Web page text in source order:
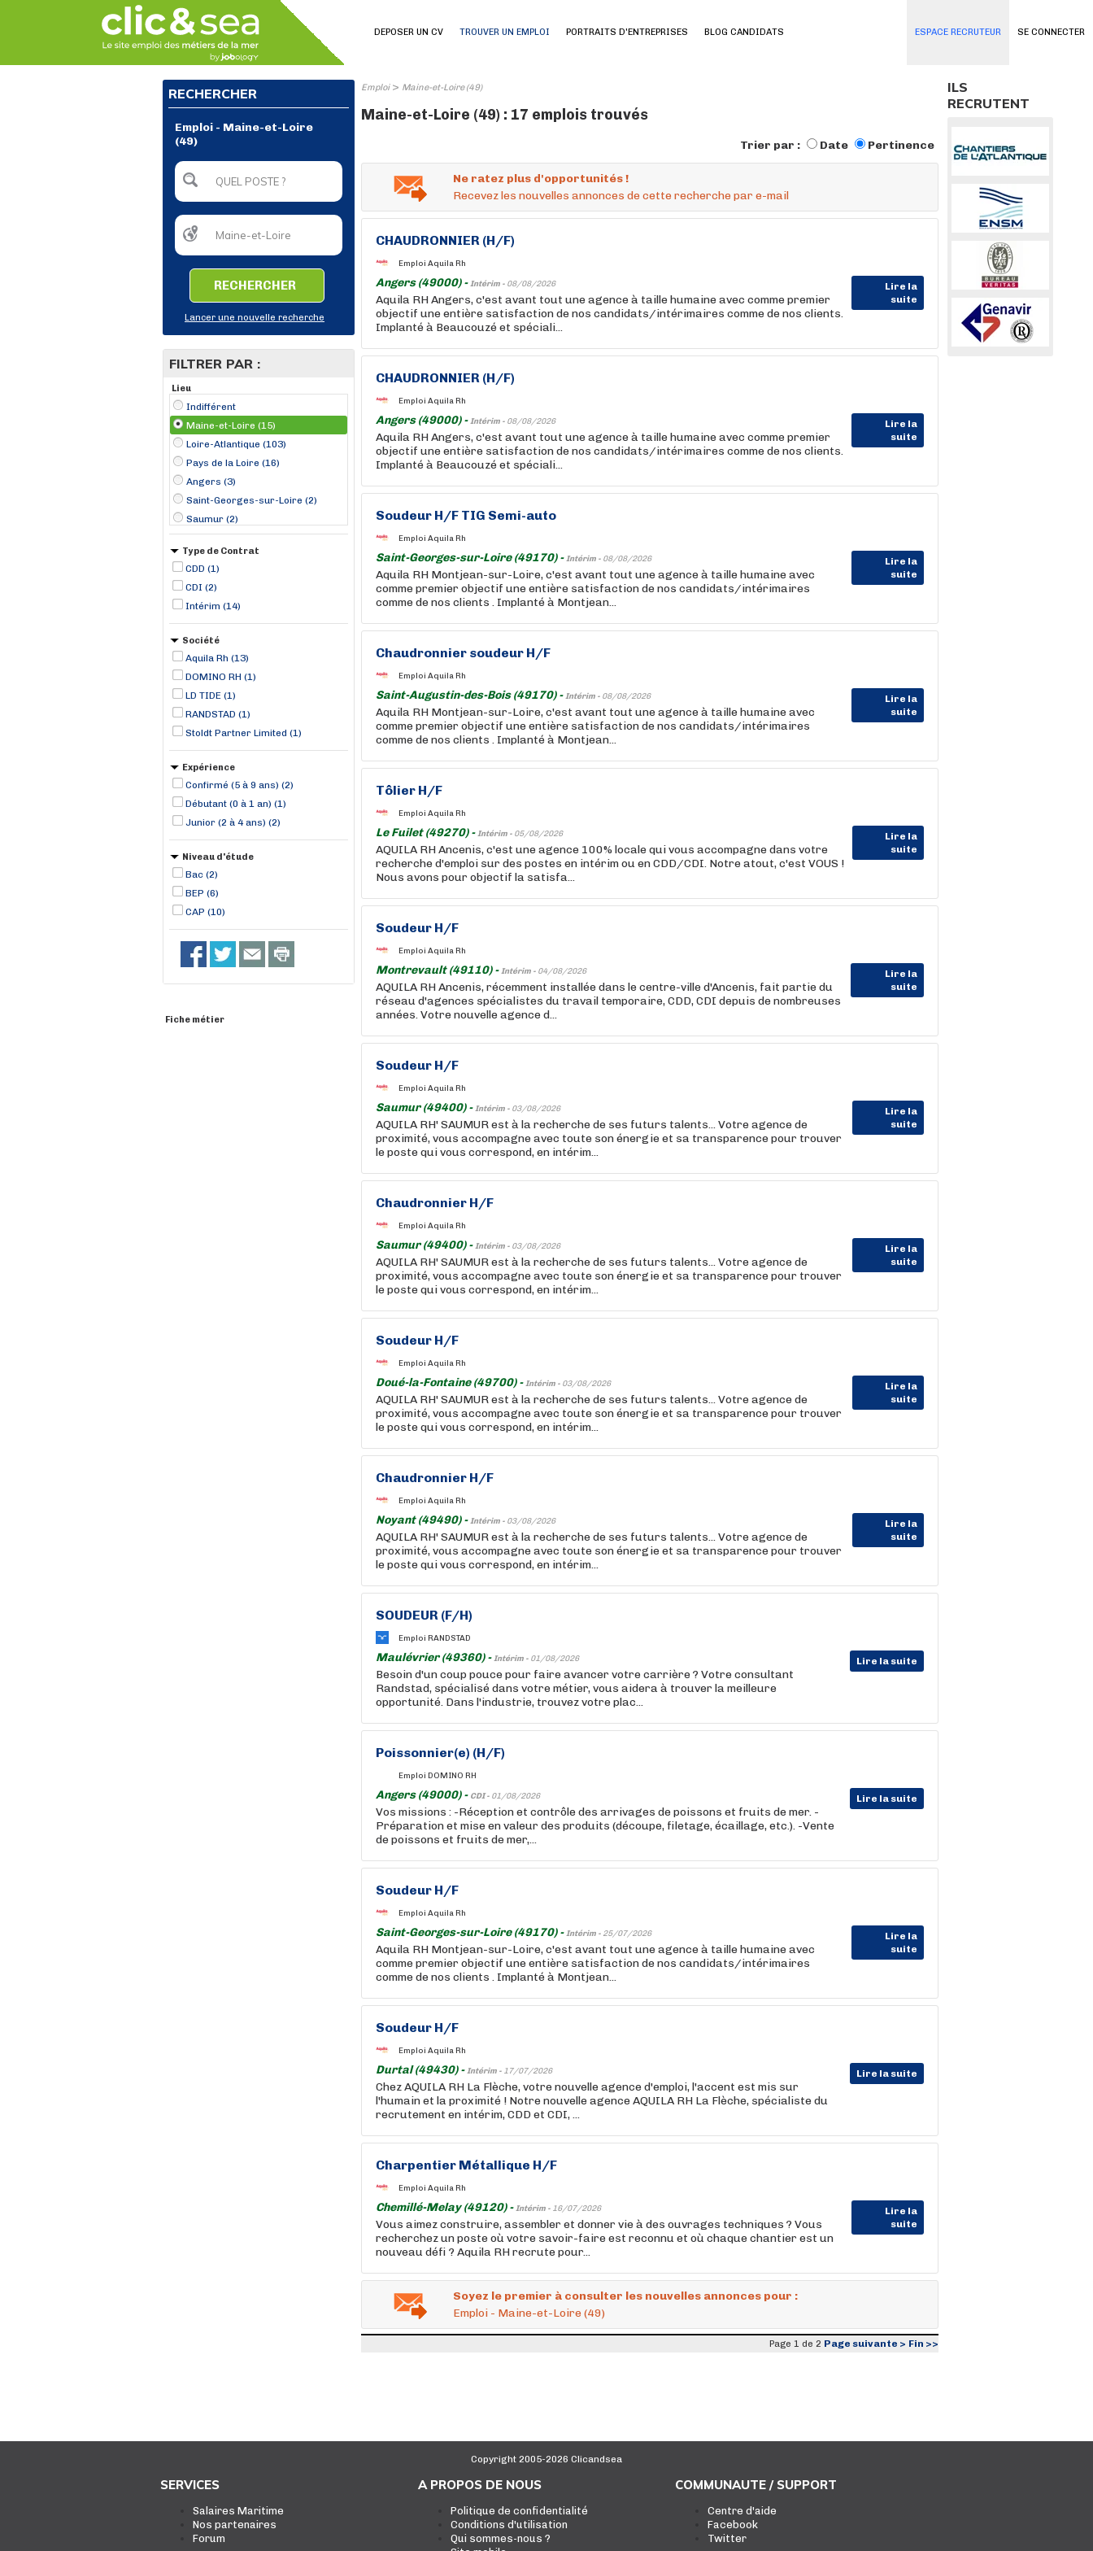
SE CONNECTER
DEPOSER UN CV TROUVER UN EMPLOI PORTRAITS D'ENTREPRISES BLOG CANDIDATS ESPACE RECRUTEUR
RECHERCHER
Emploi - Maine-et-Loire
(49)
RECHERCHER
Lancer une nouvelle recherche
FILTRER PAR :
Lieu
Indifférent
Maine-et-Loire (15)
Loire-Atlantique (103)
Pays de la Loire (16)
Angers (3)
Saint-Georges-sur-Loire (2)
Saumur (2)
Chemillé-Melay (1)
Doué-la-Fontaine (1)
Durtal (1)
Le Fuilet (1)
Maulévrier (1)
Type de Contrat
CDD (1)
CDI (2)
Intérim (14)
Société
Aquila Rh (13)
DOMINO RH (1)
LD TIDE (1)
RANDSTAD (1)
Stoldt Partner Limited (1)
Expérience
Confirmé (5 à 9 ans) (2)
Débutant (0 à 1 an) (1)
Junior (2 à 4 ans) (2)
Niveau d'étude
Bac (2)
BEP (6)
CAP (10)
Fiche métier
Emploi> Maine-et-Loire (49)
Maine-et-Loire (49) : 17 emplois trouvés
Trier par : Date Pertinence
Ne ratez plus d'opportunités !
Recevez les nouvelles annonces de cette recherche par e-mail
CHAUDRONNIER (H/F)
Emploi Aquila Rh
Angers (49000) -Intérim - 08/08/2026
Lire la
suite
Aquila RH Angers, c'est avant tout une agence à taille humaine avec comme premier
objectif une entière satisfaction de nos candidats/intérimaires comme de nos clients.
Implanté à Beaucouzé et spéciali...
CHAUDRONNIER (H/F)
Emploi Aquila Rh
Angers (49000) -Intérim - 08/08/2026
Lire la
suite
Aquila RH Angers, c'est avant tout une agence à taille humaine avec comme premier
objectif une entière satisfaction de nos candidats/intérimaires comme de nos clients.
Implanté à Beaucouzé et spéciali...
Soudeur H/F TIG Semi-auto
Emploi Aquila Rh
Saint-Georges-sur-Loire (49170) -Intérim - 08/08/2026
Lire la
suite
Aquila RH Montjean-sur-Loire, c'est avant tout une agence à taille humaine avec
comme premier objectif une entière satisfaction de nos candidats/intérimaires
comme de nos clients . Implanté à Montjean...
Chaudronnier soudeur H/F
Emploi Aquila Rh
Saint-Augustin-des-Bois (49170) -Intérim - 08/08/2026
Lire la
suite
Aquila RH Montjean-sur-Loire, c'est avant tout une agence à taille humaine avec
comme premier objectif une entière satisfaction de nos candidats/intérimaires
comme de nos clients . Implanté à Montjean...
Tôlier H/F
Emploi Aquila Rh
Le Fuilet (49270) -Intérim - 05/08/2026
Lire la
suite
AQUILA RH Ancenis, c'est une agence 100% locale qui vous accompagne dans votre
recherche d'emploi sur des postes en intérim ou en CDD/CDI. Notre atout, c'est VOUS !
Nous avons pour objectif la satisfa...
Soudeur H/F
Emploi Aquila Rh
Montrevault (49110) -Intérim - 04/08/2026
Lire la
suite
AQUILA RH Ancenis, récemment installée dans le centre-ville d'Ancenis, fait partie du
réseau d'agences spécialistes du travail temporaire, CDD, CDI depuis de nombreuses
années. Votre nouvelle agence d...
Soudeur H/F
Emploi Aquila Rh
Saumur (49400) -Intérim - 03/08/2026
Lire la
suite
AQUILA RH' SAUMUR est à la recherche de ses futurs talents... Votre agence de
proximité, vous accompagne avec toute son énergie et sa transparence pour trouver
le poste qui vous correspond, en intérim...
Chaudronnier H/F
Emploi Aquila Rh
Saumur (49400) -Intérim - 03/08/2026
Lire la
suite
AQUILA RH' SAUMUR est à la recherche de ses futurs talents... Votre agence de
proximité, vous accompagne avec toute son énergie et sa transparence pour trouver
le poste qui vous correspond, en intérim...
Soudeur H/F
Emploi Aquila Rh
Doué-la-Fontaine (49700) -Intérim - 03/08/2026
Lire la
suite
AQUILA RH' SAUMUR est à la recherche de ses futurs talents... Votre agence de
proximité, vous accompagne avec toute son énergie et sa transparence pour trouver
le poste qui vous correspond, en intérim...
Chaudronnier H/F
Emploi Aquila Rh
Noyant (49490) -Intérim - 03/08/2026
Lire la
suite
AQUILA RH' SAUMUR est à la recherche de ses futurs talents... Votre agence de
proximité, vous accompagne avec toute son énergie et sa transparence pour trouver
le poste qui vous correspond, en intérim...
SOUDEUR (F/H)
Emploi RANDSTAD
Maulévrier (49360) -Intérim - 01/08/2026 Lire la suite
Besoin d'un coup pouce pour faire avancer votre carrière ? Votre consultant
Randstad, spécialisé dans votre métier, vous aidera à trouver la meilleure
opportunité. Dans l'industrie, trouvez votre plac...
Poissonnier(e) (H/F)
Emploi DOMINO RH
Angers (49000) - CDI - 01/08/2026 Lire la suite
Vos missions : -Réception et contrôle des arrivages de poissons et fruits de mer. -
Préparation et mise en valeur des produits (découpe, filetage, écaillage, etc.). -Vente
de poissons et fruits de mer,...
Soudeur H/F
Emploi Aquila Rh
Saint-Georges-sur-Loire (49170) -Intérim - 25/07/2026
Lire la
suite
Aquila RH Montjean-sur-Loire, c'est avant tout une agence à taille humaine avec
comme premier objectif une entière satisfaction de nos candidats/intérimaires
comme de nos clients . Implanté à Montjean...
Soudeur H/F
Emploi Aquila Rh
Durtal (49430) -Intérim - 17/07/2026 Lire la suite
Chez AQUILA RH La Flèche, votre nouvelle agence d'emploi, l'accent est mis sur
l'humain et la proximité ! Notre nouvelle agence AQUILA RH La Flèche, spécialiste du
recrutement en intérim, CDD et CDI, ...
Charpentier Métallique H/F
Emploi Aquila Rh
Chemillé-Melay (49120) -Intérim - 16/07/2026
Lire la
suite
Vous aimez construire, assembler et donner vie à des ouvrages techniques ? Vous
recherchez un poste où votre savoir-faire est reconnu et où chaque chantier est un
nouveau défi ? Aquila RH recrute pour...
Soyez le premier à consulter les nouvelles annonces pour :
Emploi - Maine-et-Loire (49)
Page 1 de 2 Page suivante > Fin >>
ILS
RECRUTENT
Copyright 2005-2026 Clicandsea
SERVICES
Salaires Maritime
Nos partenaires
Forum
A PROPOS DE NOUS
Politique de confidentialité
Conditions d'utilisation
Qui sommes-nous ?
COMMUNAUTE / SUPPORT
Centre d'aide
Facebook
Twitter